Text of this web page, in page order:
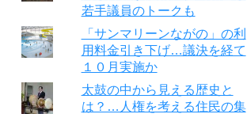
若手議員のトークも
「サンマリーンながの」の利
用料金引き下げ…議決を経て
１０月実施か
太鼓の中から見える歴史と
は？…人権を考える住民の集